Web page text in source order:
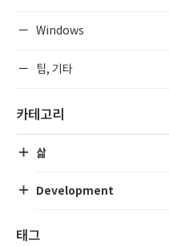
Windows
팁, 기타
카테고리
삶
Development
태그